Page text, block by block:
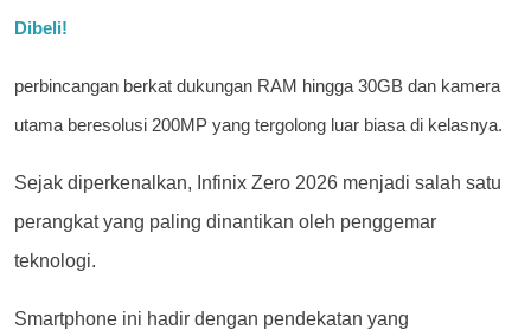
Dibeli!
perbincangan berkat dukungan RAM hingga 30GB dan kamera
utama beresolusi 200MP yang tergolong luar biasa di kelasnya.
Sejak diperkenalkan, Infinix Zero 2026 menjadi salah satu
perangkat yang paling dinantikan oleh penggemar
teknologi.
Smartphone ini hadir dengan pendekatan yang